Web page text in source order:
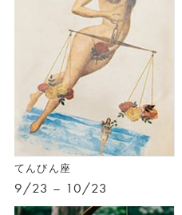
てんびん座
9/23 – 10/23